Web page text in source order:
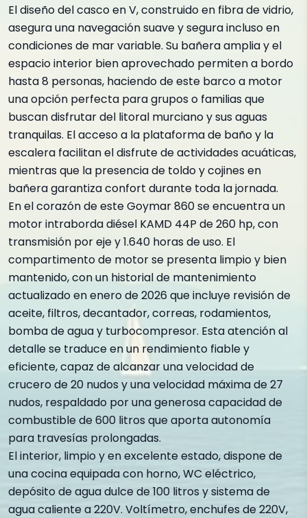
El diseño del casco en V, construido en fibra de vidrio,
asegura una navegación suave y segura incluso en
condiciones de mar variable. Su bañera amplia y el
espacio interior bien aprovechado permiten a bordo
hasta 8 personas, haciendo de este barco a motor
una opción perfecta para grupos o familias que
buscan disfrutar del litoral murciano y sus aguas
tranquilas. El acceso a la plataforma de baño y la
escalera facilitan el disfrute de actividades acuáticas,
mientras que la presencia de toldo y cojines en
bañera garantiza confort durante toda la jornada.
En el corazón de este Goymar 860 se encuentra un
motor intraborda diésel KAMD 44P de 260 hp, con
transmisión por eje y 1.640 horas de uso. El
compartimento de motor se presenta limpio y bien
mantenido, con un historial de mantenimiento
actualizado en enero de 2026 que incluye revisión de
aceite, filtros, decantador, correas, rodamientos,
bomba de agua y turbocompresor. Esta atención al
detalle se traduce en un rendimiento fiable y
eficiente, capaz de alcanzar una velocidad de
crucero de 20 nudos y una velocidad máxima de 27
nudos, respaldado por una generosa capacidad de
combustible de 600 litros que aporta autonomía
para travesías prolongadas.
El interior, limpio y en excelente estado, dispone de
una cocina equipada con horno, WC eléctrico,
depósito de agua dulce de 100 litros y sistema de
agua caliente a 220V. Voltímetro, enchufes de 220V,